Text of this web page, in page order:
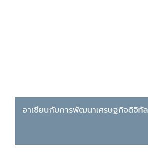
อาเซียนกับการพัฒนาเศรษฐกิจดิจิทัล